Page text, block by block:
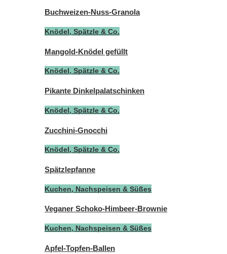
Buchweizen-Nuss-Granola
Knödel, Spätzle & Co.
Mangold-Knödel gefüllt
Knödel, Spätzle & Co.
Pikante Dinkelpalatschinken
Knödel, Spätzle & Co.
Zucchini-Gnocchi
Knödel, Spätzle & Co.
Spätzlepfanne
Kuchen, Nachspeisen & Süßes
Veganer Schoko-Himbeer-Brownie
Kuchen, Nachspeisen & Süßes
Apfel-Topfen-Ballen